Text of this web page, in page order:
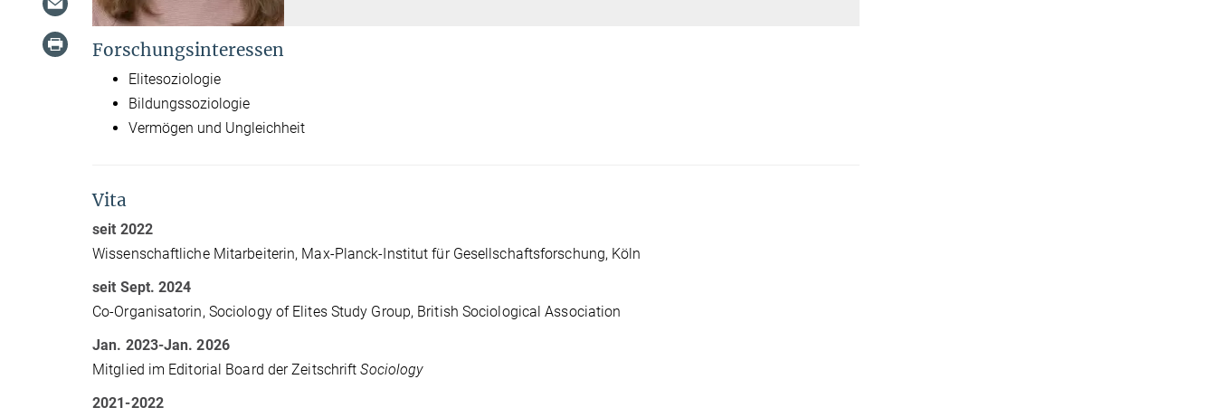
Forschungsinteressen
Elitesoziologie
Bildungssoziologie
Vermögen und Ungleichheit
Vita
seit 2022
Wissenschaftliche Mitarbeiterin, Max-Planck-Institut für Gesellschaftsforschung, Köln
seit Sept. 2024
Co-Organisatorin, Sociology of Elites Study Group, British Sociological Association
Jan. 2023-Jan. 2026
Mitglied im Editorial Board der ZeitschriftSociology
2021-2022